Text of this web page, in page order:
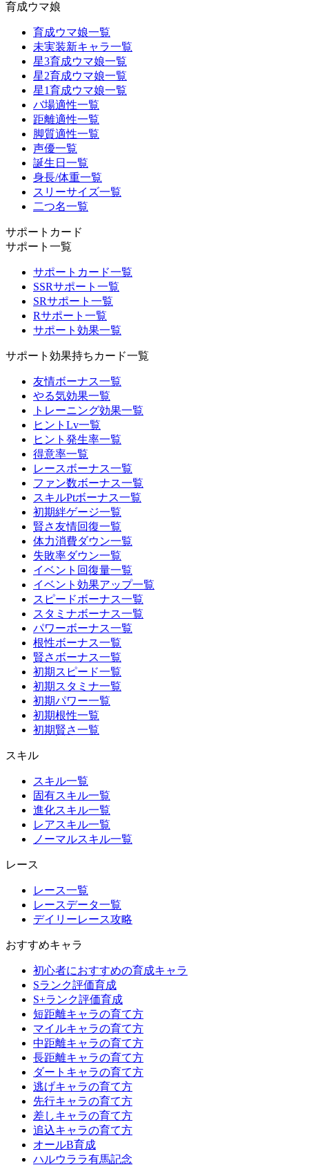
育成ウマ娘
育成ウマ娘一覧
未実装新キャラ一覧
星3育成ウマ娘一覧
星2育成ウマ娘一覧
星1育成ウマ娘一覧
バ場適性一覧
距離適性一覧
脚質適性一覧
声優一覧
誕生日一覧
身長/体重一覧
スリーサイズ一覧
二つ名一覧
サポートカード
サポート一覧
サポートカード一覧
SSRサポート一覧
SRサポート一覧
Rサポート一覧
サポート効果一覧
サポート効果持ちカード一覧
友情ボーナス一覧
やる気効果一覧
トレーニング効果一覧
ヒントLv一覧
ヒント発生率一覧
得意率一覧
レースボーナス一覧
ファン数ボーナス一覧
スキルPtボーナス一覧
初期絆ゲージ一覧
賢さ友情回復一覧
体力消費ダウン一覧
失敗率ダウン一覧
イベント回復量一覧
イベント効果アップ一覧
スピードボーナス一覧
スタミナボーナス一覧
パワーボーナス一覧
根性ボーナス一覧
賢さボーナス一覧
初期スピード一覧
初期スタミナ一覧
初期パワー一覧
初期根性一覧
初期賢さ一覧
スキル
スキル一覧
固有スキル一覧
進化スキル一覧
レアスキル一覧
ノーマルスキル一覧
レース
レース一覧
レースデータ一覧
デイリーレース攻略
おすすめキャラ
初心者におすすめの育成キャラ
Sランク評価育成
S+ランク評価育成
短距離キャラの育て方
マイルキャラの育て方
中距離キャラの育て方
長距離キャラの育て方
ダートキャラの育て方
逃げキャラの育て方
先行キャラの育て方
差しキャラの育て方
追込キャラの育て方
オールB育成
ハルウララ有馬記念